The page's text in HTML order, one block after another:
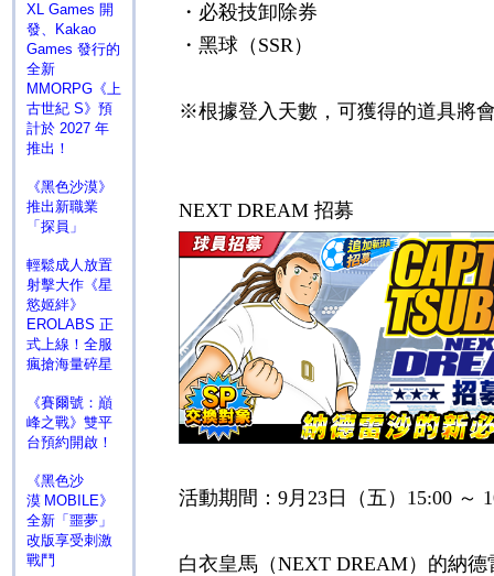
XL Games 開
發、Kakao
Games 發行的
全新
MMORPG《上
古世紀 S》預
計於 2027 年
推出！
《黑色沙漠》
推出新職業
「探員」
輕鬆成人放置
射擊大作《星
慾姬絆》
EROLABS 正
式上線！全服
瘋搶海量碎星
《賽爾號：巔
峰之戰》雙平
台預約開啟！
《黑色沙
漠 MOBILE》
全新「噩夢」
改版享受刺激
戰鬥
・必殺技卸除券
・黑球（ SSR）
※根據登入天數，可獲得的道具將
NEXT DREAM 招募
活動期間： 9月 23 日（五） 15:00 ～
白衣皇馬（NEXT DREAM）的納德